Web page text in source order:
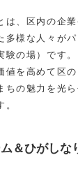
、区内の企
多様な人々が
験の場）です
値を高めて区
ちの魅力を光
＆ひがしな